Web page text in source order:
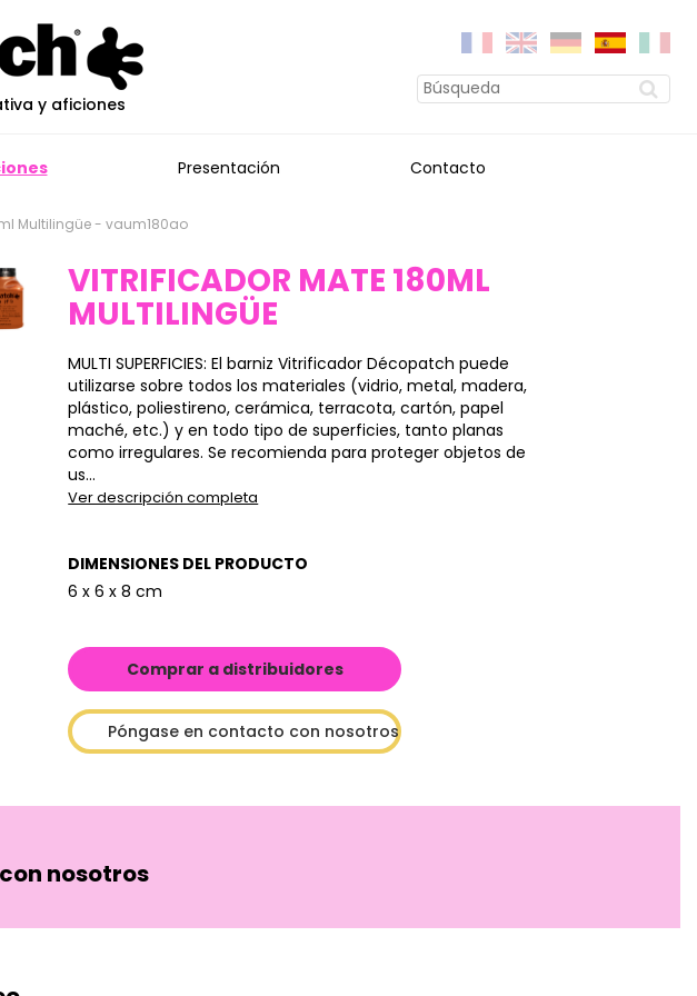
y aficiones
Presentación Contacto
Multilingüe - vaum180ao
VITRIFICADOR MATE 180ML
MULTILINGÜE
MULTI SUPERFICIES: El barniz Vitrificador Décopatch puede
utilizarse sobre todos los materiales (vidrio, metal, madera,
plástico, poliestireno, cerámica, terracota, cartón, papel
maché, etc.) y en todo tipo de superficies, tanto planas
como irregulares. Se recomienda para proteger objetos de
us...
Ver descripción completa
DIMENSIONES DEL PRODUCTO
6 x 6 x 8 cm
Comprar a distribuidores
Póngase en contacto con nosotros
nosotros